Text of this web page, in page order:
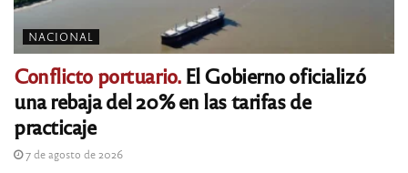
NACIONAL
Conflicto portuario.El Gobierno oficializó
una rebaja del 20% en las tarifas de
practicaje
7 de agosto de 2026